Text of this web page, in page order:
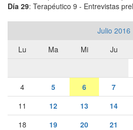
Día 29: Terapéutico 9 - Entrevistas
Julio 2016
Lu
Ma Mi Ju
4
5 6 7
11
12 13 14
18
19 20 21